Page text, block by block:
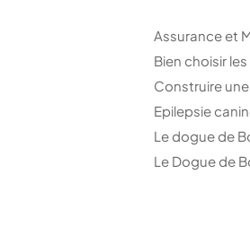
Assurance et
Bien choisir
Construire
Epilepsie
Le dogue de
Le Dogue de